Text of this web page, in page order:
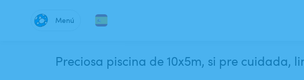
Menú
Preciosa piscina de 10x5m, si pre cuidada,